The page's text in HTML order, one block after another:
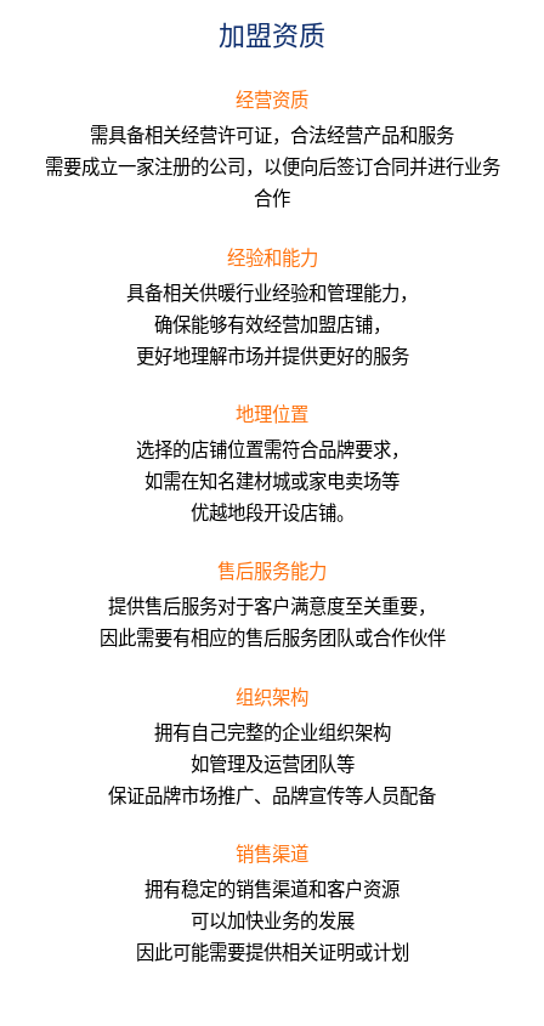
加盟资质
经营资质
需具备相关经营许可证，合法经营产品和服务
需要成立一家注册的公司，以便向后签订合同并进行业务
合作
经验和能力
具备相关供暖行业经验和管理能力，
确保能够有效经营加盟店铺，
更好地理解市场并提供更好的服务
地理位置
选择的店铺位置需符合品牌要求，
如需在知名建材城或家电卖场等
优越地段开设店铺。
售后服务能力
提供售后服务对于客户满意度至关重要，
因此需要有相应的售后服务团队或合作伙伴
组织架构
拥有自己完整的企业组织架构
如管理及运营团队等
保证品牌市场推广、品牌宣传等人员配备
销售渠道
拥有稳定的销售渠道和客户资源
可以加快业务的发展
因此可能需要提供相关证明或计划